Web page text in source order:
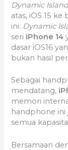
Dynamic
atas, iOS 15
ini. Dynamic
seri iPhone 14
dasar iOS16
bukan hasil
Sebagai
mendatang,
memori
handphone ini
semua
Bersamaan